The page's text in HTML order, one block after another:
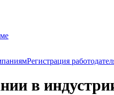
Регистрация
в